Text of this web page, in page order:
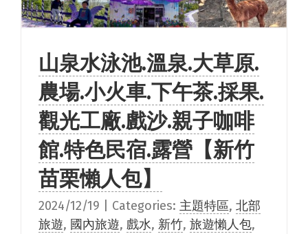
山泉水泳池.溫泉.大草原.
農場.小火車.下午茶.採果.
觀光工廠.戲沙.親子咖啡
館.特色民宿.露營【新竹
苗栗懶人包】
2024/12/19 Categories: 主題特區, 北部
旅遊, 國內旅遊, 戲水, 新竹, 旅遊懶人包,